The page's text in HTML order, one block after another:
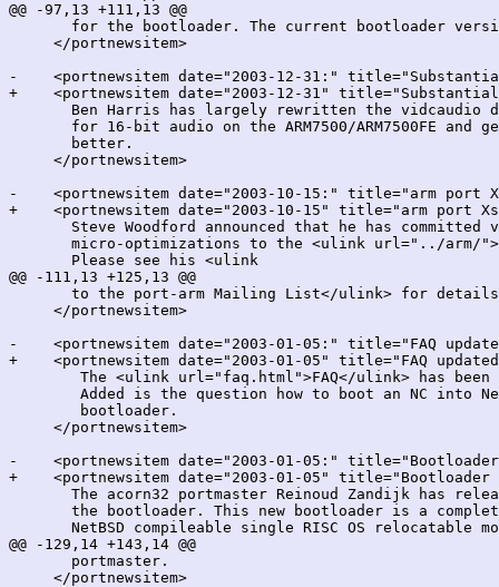
@@ -97,13 +111,13 @@
for the bootloader. The current bootloader
     </portnewsitem>
-    <portnewsitem date="2003-12-31:"
+    <portnewsitem date="2003-12-31"
Ben Harris has largely rewritten the vidcaudio
for 16-bit audio on the ARM7500/ARM7500FE and
       better.
     </portnewsitem>
-    <portnewsitem date="2003-10-15:" title="arm port
+    <portnewsitem date="2003-10-15" title="arm port
Steve Woodford announced that he has committed
micro-optimizations to the <ulink url="../arm/
       Please see his <ulink
@@ -111,13 +125,13 @@
to the port-arm Mailing List</ulink> for
     </portnewsitem>
-    <portnewsitem date="2003-01-05:" title="FAQ
+    <portnewsitem date="2003-01-05" title="FAQ
The <ulink url="faq.html">FAQ</ulink> has been
Added is the question how to boot an NC into
        bootloader.
     </portnewsitem>
-    <portnewsitem date="2003-01-05:"
+    <portnewsitem date="2003-01-05"
The acorn32 portmaster Reinoud Zandijk has
the bootloader. This new bootloader is a
NetBSD compileable single RISC OS relocatable
@@ -129,14 +143,14 @@
       portmaster.
     </portnewsitem>